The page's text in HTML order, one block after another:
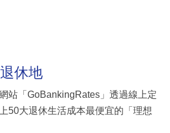
休地
站「GoBankingRates」透過線上定
50大退休生活成本最便宜的「理想